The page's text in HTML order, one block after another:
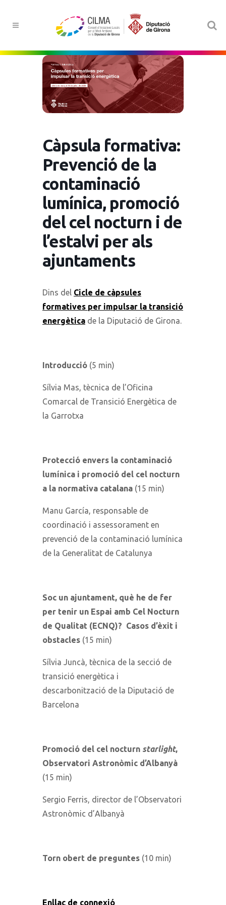
Càpsula formativa:
Prevenció de la
contaminació
lumínica, promoció
del cel nocturn i de
l’estalvi per als
ajuntaments
Dins del Cicle de càpsules
formatives per impulsar la transició
energètica de la Diputació de Girona.
Introducció (5 min)
Sílvia Mas, tècnica de l’Oficina
Comarcal de Transició Energètica de
la Garrotxa
Protecció envers la contaminació
lumínica i promoció del cel nocturn
a la normativa catalana (15 min)
Manu García, responsable de
coordinació i assessorament en
prevenció de la contaminació lumínica
de la Generalitat de Catalunya
Soc un ajuntament, què he de fer
per tenir un Espai amb Cel Nocturn
de Qualitat (ECNQ)? Casos d’èxit i
obstacles (15 min)
Sílvia Juncà, tècnica de la secció de
transició energètica i
descarbonització de la Diputació de
Barcelona
Promoció del cel nocturn starlight,
Observatori Astronòmic d’Albanyà
(15 min)
Sergio Ferris, director de l’Observatori
Astronòmic d’Albanyà
Torn obert de preguntes (10 min)
Enllaç de connexió